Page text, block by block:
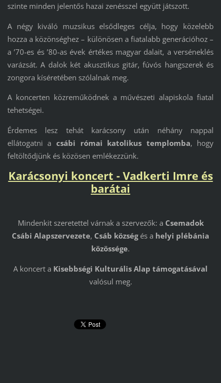
szinte minden jelentős hazai zenésszel együtt játszott.
A négy kiváló muzsikus elsődleges célja, hogy közelebb
hozza a közönséghez – különösen a fiatalabb generációhoz –
a ’70-es és ’80-as évek értékes magyar dalait, a verséneklés
varázsát. A dalok két akusztikus gitár, fúvós hangszerek és
zongora kíséretében szólalnak meg.
A koncerten közreműködnek a művészeti alapiskola fiatal
tehetségei.
Érdemes lesz tehát karácsony után néhány nappal
ellátogatni a csábi római katolikus templomba, hogy
feltöltődjünk és közösen emlékezzünk.
Karácsonyi koncert - Vadkerti Imre és
barátai
Mindenkit szeretettel várnak a szervezők: a Csemadok
Csábi Alapszervezete, Csáb községés a helyi plébánia
közössége.
A koncert a Kisebbségi Kulturális Alap támogatásával
valósul meg.